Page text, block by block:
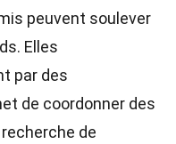
peuvent soulever
Elles
par des
de coordonner des
de